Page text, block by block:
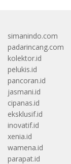
simanindo.com
padarincang.com
kolektor.id
pelukis.id
pancoran.id
jasmani.id
cipanas.id
eksklusif.id
inovatif.id
xenia.id
wamena.id
parapat.id